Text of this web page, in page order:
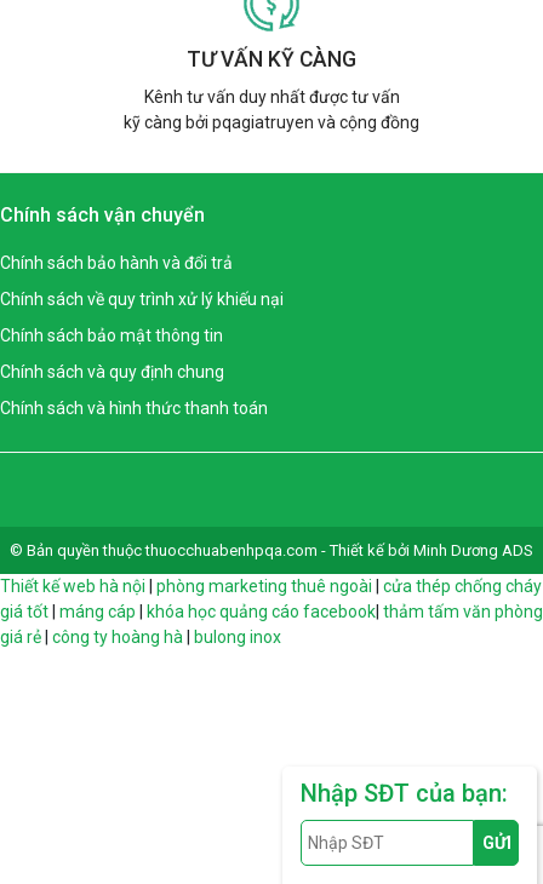
TƯ VẤN KỸ CÀNG
Kênh tư vấn duy nhất được tư vấn
kỹ càng bởi pqagiatruyen và cộng đồng
Chính sách vận chuyển
Chính sách bảo hành và đổi trả
Chính sách về quy trình xử lý khiếu nại
Chính sách bảo mật thông tin
Chính sách và quy định chung
Chính sách và hình thức thanh toán
© Bản quyền thuộc thuocchuabenhpqa.com - Thiết kế bởi Minh Dương ADS
Nhập SĐT của bạn:
Thiết kế web hà nội phòng marketing thuê ngoài
cửa thép chống cháy
giá tốt máng cáp khóa học quảng cáo facebook thảm tấm văn phòng
giá rẻ công ty hoàng hà bulong inox